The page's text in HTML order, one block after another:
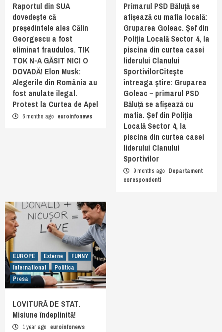
Raportul din SUA
dovedește că
președintele ales Călin
Georgescu a fost
eliminat fraudulos. TIK
TOK N-A GĂSIT NICI O
DOVADĂ! Elon Musk:
Alegerile din România au
fost anulate ilegal.
Protest la Curtea de Apel
6 months ago euroinfonews
Primarul PSD Băluță se
afișează cu mafia locală:
Gruparea Goleac. Șef din
Poliția Locală Sector 4, la
piscina din curtea casei
liderului Clanului
SportivilorCiteşte
întreaga ştire: Gruparea
Goleac – primarul PSD
Băluță se afișează cu
mafia. Șef din Poliția
Locală Sector 4, la
piscina din curtea casei
liderului Clanului
Sportivilor
9 months ago Departament
corespondenti
EUROPE Externe
FUNNY
International
Politica
Presa
LOVITURĂ DE STAT.
Misiune îndeplinită!
1 year ago euroinfonews